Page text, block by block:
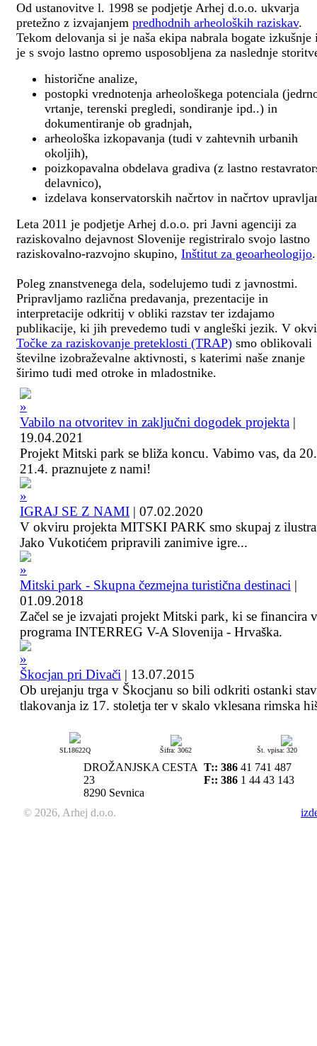
Od ustanovitve l. 1998 se podjetje Arhej d.o.o. ukvarja
pretežno z izvajanjem predhodnih arheoloških raziskav.
Tekom delovanja si je naša ekipa nabrala bogate izkušnje
je s svojo lastno opremo usposobljena za naslednje
historične analize,
postopki vrednotenja arheološkega potenciala
vrtanje, terenski pregledi, sondiranje ipd..) in
dokumentiranje ob gradnjah,
arheološka izkopavanja (tudi v zahtevnih urbanih
okoljih),
poizkopavalna obdelava gradiva (z lastno
delavnico),
izdelava konservatorskih načrtov in načrtov
Leta 2011 je podjetje Arhej d.o.o. pri Javni agenciji za
raziskovalno dejavnost Slovenije registriralo svojo lastno
raziskovalno-razvojno skupino, Inštitut za geoarheologijo.
Poleg znanstvenega dela, sodelujemo tudi z javnostmi.
Pripravljamo različna predavanja, prezentacije in
interpretacije odkritij v obliki razstav ter izdajamo
publikacije, ki jih prevedemo tudi v angleški jezik. V
Točke za raziskovanje preteklosti (TRAP) smo oblikovali
številne izobraževalne aktivnosti, s katerimi naše znanje
širimo tudi med otroke in mladostnike.
Vabilo na otvoritev in zaključni dogodek projekta |
19.04.2021
Projekt Mitski park se bliža koncu. Vabimo vas, da
21.4. praznujete z nami!
IGRAJ SE Z NAMI | 07.02.2020
V okviru projekta MITSKI PARK smo skupaj z
Jako Vukotićem pripravili zanimive igre...
Mitski park - Skupna čezmejna turistična destinaci |
01.09.2018
Začel se je izvajati projekt Mitski park, ki se financira
programa INTERREG V-A Slovenija - Hrvaška.
Škocjan pri Divači | 13.07.2015
Ob urejanju trga v Škocjanu so bili odkriti ostanki
tlakovanja iz 17. stoletja ter v skalo vklesana rimska
SL18622Q Šifra: 3062 Št. vpisa: 320
DROŽANJSKA CESTA
23
8290 Sevnica
T:: 386 41 741 487
F:: 386 1 44 43 143
© 2026, Arhej d.o.o.